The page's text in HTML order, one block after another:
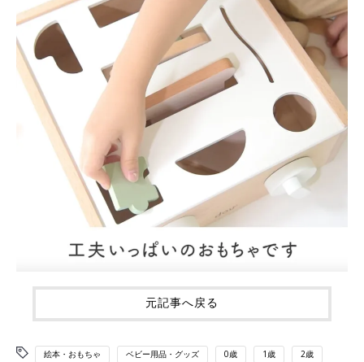
元記事へ戻る
絵本・おもちゃ ベビー用品・グッズ 0歳 1歳 2歳